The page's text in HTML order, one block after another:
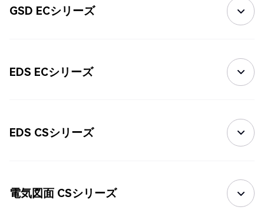
GSD ECシリーズ
EDS ECシリーズ
EDS CSシリーズ
電気図面 CSシリーズ